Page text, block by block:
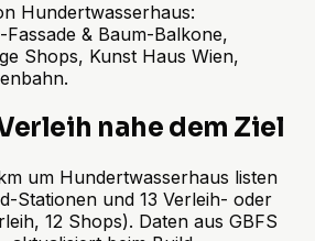
Hundertwasserhaus:
& Baum-Balkone,
Shops, Kunst Haus Wien,
nahe dem Ziel
um Hundertwasserhaus listen
Stationen und 13 Verleih- oder
12 Shops). Daten aus GBFS